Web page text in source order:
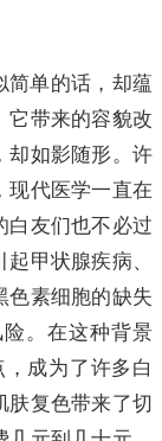
简单的话，却蕴
它带来的容貌改
却如影随形。许
现代医学一直在
白友们也不必过
甲状腺疾病、
色素细胞的缺失
。在这种背景
成为了许多白
肤复色带来了切